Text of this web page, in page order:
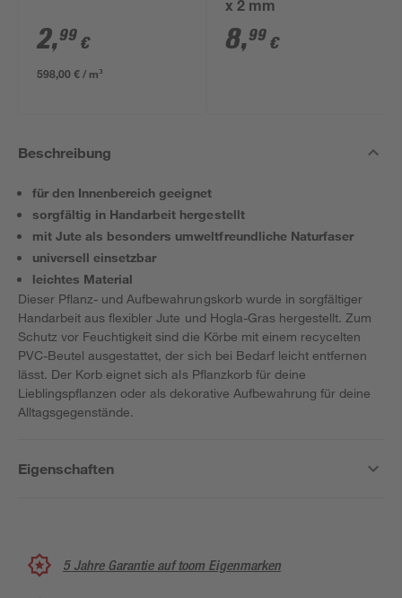
2,99 €
598,00 € / m³
x 2 mm
8,99 €
Beschreibung
für den Innenbereich geeignet
sorgfältig in Handarbeit hergestellt
mit Jute als besonders umweltfreundliche Naturfaser
universell einsetzbar
leichtes Material
Dieser Pflanz- und Aufbewahrungskorb wurde in sorgfältiger
Handarbeit aus flexibler Jute und Hogla-Gras hergestellt. Zum
Schutz vor Feuchtigkeit sind die Körbe mit einem recycelten
PVC-Beutel ausgestattet, der sich bei Bedarf leicht entfernen
lässt. Der Korb eignet sich als Pflanzkorb für deine
Lieblingspflanzen oder als dekorative Aufbewahrung für deine
Alltagsgegenstände.
Eigenschaften
5 Jahre Garantie auf toom Eigenmarken